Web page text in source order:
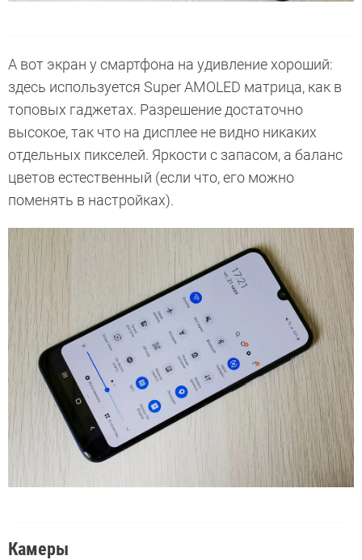
А вот экран у смартфона на удивление хороший:
здесь используется Super AMOLED матрица, как в
топовых гаджетах. Разрешение достаточно
высокое, так что на дисплее не видно никаких
отдельных пикселей. Яркости с запасом, а баланс
цветов естественный (если что, его можно
поменять в настройках).
Камеры